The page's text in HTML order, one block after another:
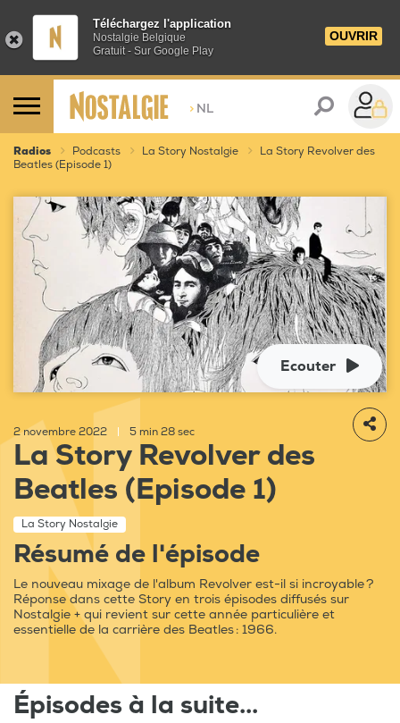
Téléchargez l'application
Nostalgie Belgique
Gratuit - Sur Google Play
OUVRIR
> NL
Radios Podcasts La Story Nostalgie
La Story Revolver des
Beatles (Episode 1)
Ecouter
2 novembre 2022 5 min 28 sec
La Story Revolver des
Beatles (Episode 1)
La Story Nostalgie
Résumé de l'épisode
Le nouveau mixage de l'album Revolver est-il si incroyable ?
Réponse dans cette Story en trois épisodes diffusés sur
Nostalgie + qui revient sur cette année particulière et
essentielle de la carrière des Beatles : 1966.
Épisodes à la suite...